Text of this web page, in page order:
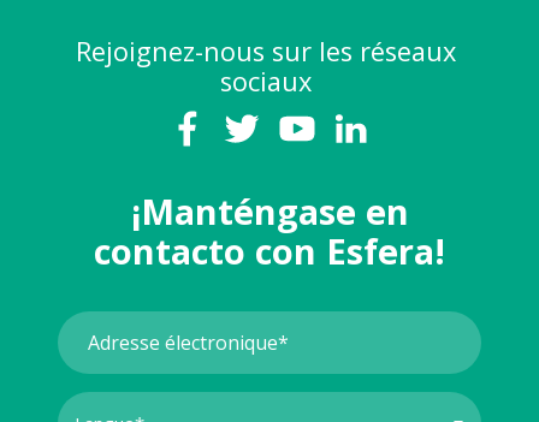
Rejoignez-nous sur les réseaux
sociaux
¡Manténgase en
contacto con Esfera!